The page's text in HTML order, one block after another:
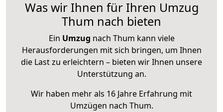
Was wir Ihnen für Ihren Umzug
Thum nach bieten
Ein Umzug nach Thum kann viele
Herausforderungen mit sich bringen, um Ihnen
die Last zu erleichtern – bieten wir Ihnen unsere
Unterstützung an.
Wir haben mehr als 16 Jahre Erfahrung mit
Umzügen nach Thum.